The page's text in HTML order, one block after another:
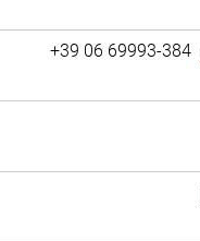
+39 06 69993-384